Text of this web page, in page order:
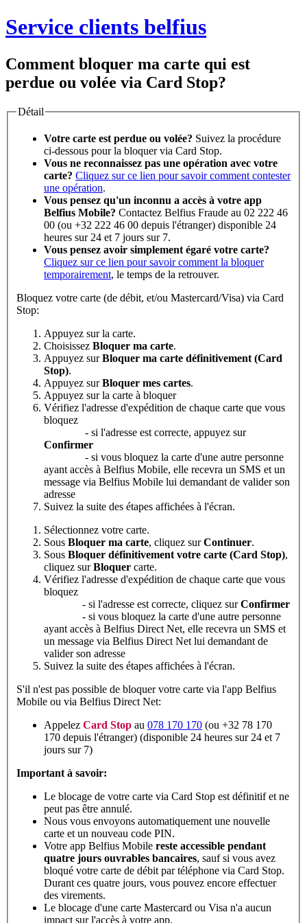
Service clients belfius
Comment bloquer ma carte qui est
perdue ou volée via Card Stop?
Détail
Votre carte est perdue ou volée? Suivez la procédure
ci-dessous pour la bloquer via Card Stop.
Vous ne reconnaissez pas une opération avec votre
carte? Cliquez sur ce lien pour savoir comment contester
une opération.
Vous pensez qu'un inconnu a accès à votre app
Belfius Mobile? Contactez Belfius Fraude au 02 222 46
00 (ou +32 222 46 00 depuis l'étranger) disponible 24
heures sur 24 et 7 jours sur 7.
Vous pensez avoir simplement égaré votre carte?
Cliquez sur ce lien pour savoir comment la bloquer
temporairement, le temps de la retrouver.
Bloquez votre carte (de débit, et/ou Mastercard/Visa) via Card
Stop:
Appuyez sur la carte.
Choisissez Bloquer ma carte.
Appuyez surBloquer ma carte définitivement (Card
Stop).
Appuyez surBloquer mes cartes.
Appuyez sur la carte à bloquer
Vérifiez l'adresse d'expédition de chaque carte que vous
bloquez
- si l'adresse est correcte, appuyez sur
Confirmer
- si vous bloquez la carte d'une autre personne
ayant accès à Belfius Mobile, elle recevra un SMS et un
message via Belfius Mobile lui demandant de valider son
adresse
Suivez la suite des étapes affichées à l'écran.
Sélectionnez votre carte.
Sous Bloquer ma carte, cliquez surContinuer.
Sous Bloquer définitivement votre carte (Card Stop),
cliquez surBloquer carte.
Vérifiez l'adresse d'expédition de chaque carte que vous
bloquez
- si l'adresse est correcte, cliquez surConfirmer
- si vous bloquez la carte d'une autre personne
ayant accès à Belfius Direct Net, elle recevra un SMS et
un message via Belfius Direct Net lui demandant de
valider son adresse
Suivez la suite des étapes affichées à l'écran.
S'il n'est pas possible de bloquer votre carte via l'app Belfius
Mobile ou via Belfius Direct Net:
Appelez Card Stop au 078 170 170 (ou +32 78 170
170 depuis l'étranger) (disponible 24 heures sur 24 et 7
jours sur 7)
Important à savoir:
Le blocage de votre carte via Card Stop est définitif et ne
peut pas être annulé.
Nous vous envoyons automatiquement une nouvelle
carte et un nouveau code PIN.
Votre app Belfius Mobile reste accessible pendant
quatre jours ouvrables bancaires, sauf si vous avez
bloqué votre carte de débit par téléphone via Card Stop.
Durant ces quatre jours, vous pouvez encore effectuer
des virements.
Le blocage d'une carte Mastercard ou Visa n'a aucun
impact sur l'accès à votre app.